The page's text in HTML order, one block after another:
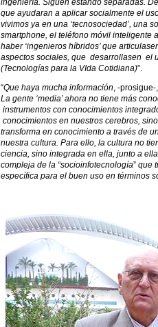
ingeniería. Siguen estando separadas.
que ayudaran a aplicar socialmente el
vivimos ya en una ‘tecnosociedad’, una
smartphone, el teléfono móvil inteligente
haber ‘ingenieros híbridos’ que
aspectos sociales, que desarrollasen el
(Tecnologías para la VIda Cotidiana)”.
“Que haya mucha información, -prosigue-
La gente ‘media’ ahora no tiene más
instrumentos con conocimientos
conocimientos en nuestros cerebros,
transforma en conocimiento a través de
nuestra cultura. Para ello, la cultura no
ciencia, sino integrada en ella, junto a
compleja de la “socioinfotecnología” que
específica para el buen uso en términos